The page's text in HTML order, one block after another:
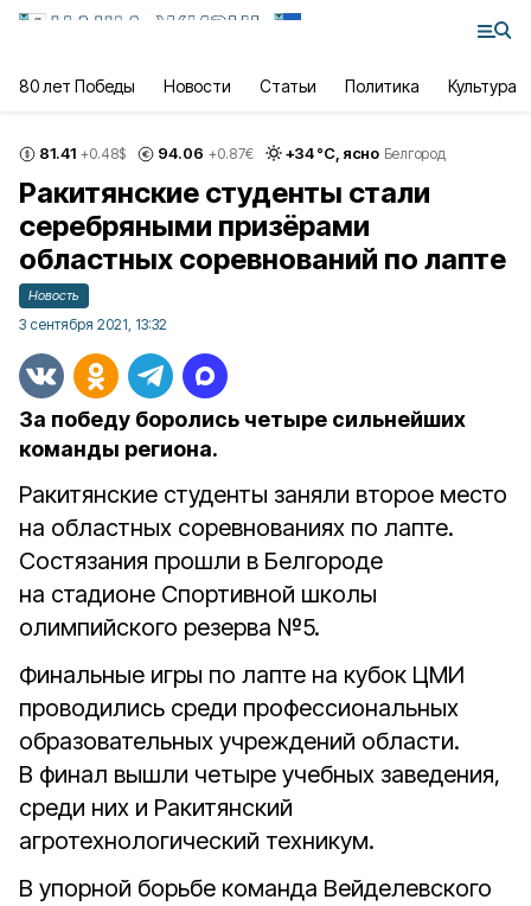
80 лет Победы Новости Статьи Политика Культура
81.41 +0.48$ 94.06 +0.87€ +34°С, ясно Белгород
Ракитянские студенты стали
серебряными призёрами
областных соревнований по лапте
Новость
3 сентября 2021, 13:32
За победу боролись четыре сильнейших
команды региона.
Ракитянские студенты заняли второе место
на областных соревнованиях по лапте.
Состязания прошли в Белгороде
на стадионе Спортивной школы
олимпийского резерва №5.
Финальные игры по лапте на кубок ЦМИ
проводились среди профессиональных
образовательных учреждений области.
В финал вышли четыре учебных заведения,
среди них и Ракитянский
агротехнологический техникум.
В упорной борьбе команда Вейделевского